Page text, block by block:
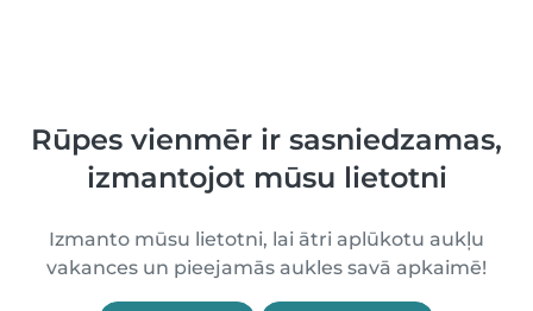
Rūpes vienmēr ir sasniedzamas,
izmantojot mūsu lietotni
Izmanto mūsu lietotni, lai ātri aplūkotu aukļu
vakances un pieejamās aukles savā apkaimē!